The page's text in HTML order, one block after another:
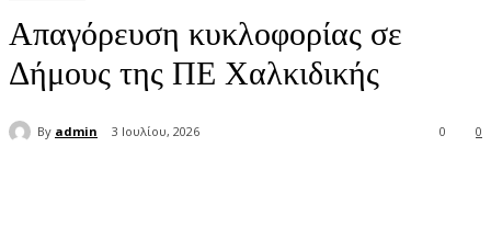
Απαγόρευση κυκλοφορίας σε
Δήμους της ΠΕ Χαλκιδικής
By admin 3 Ιουλίου, 2026 0
0